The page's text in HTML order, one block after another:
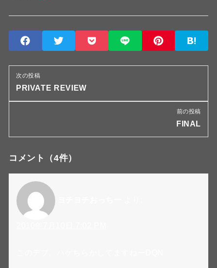
次の投稿
PRIVATE REVIEW
前の投稿
FINAL
コメント （4件）